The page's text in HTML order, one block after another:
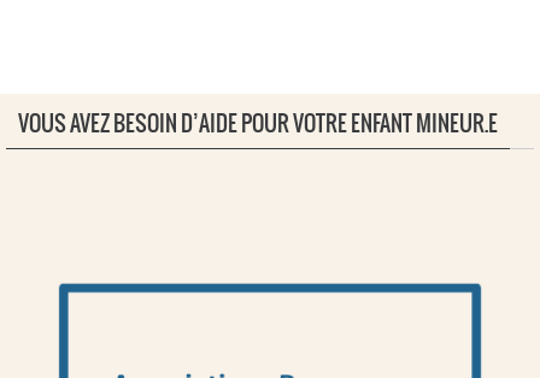
VOUS AVEZ BESOIN D’AIDE POUR VOTRE ENFANT MINEUR.E